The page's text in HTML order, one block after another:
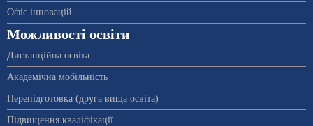
Офіс інновацій
Можливості освіти
Дистанційна освіта
Академічна мобільність
Перепідготовка (друга вища освіта)
Підвищення кваліфікації